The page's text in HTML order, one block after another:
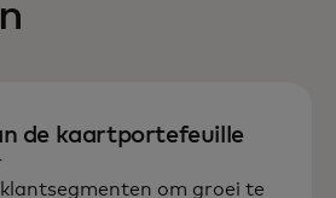
de kaartportefeuille
om groei te